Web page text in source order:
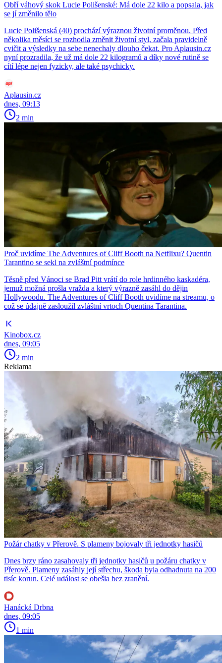
Obří váhový skok Lucie Polišenské: Má dole 22 kilo a popsala, jak
se jí změnilo tělo
Lucie Polišenská (40) prochází výraznou životní proměnou. Před
několika měsíci se rozhodla změnit životní styl, začala pravidelně
cvičit a výsledky na sebe nenechaly dlouho čekat. Pro Aplausin.cz
nyní prozradila, že už má dole 22 kilogramů a díky nové rutině se
cítí lépe nejen fyzicky, ale také psychicky.
Aplausin.cz
dnes, 09:13
2 min
Proč uvidíme The Adventures of Cliff Booth na Netflixu? Quentin
Tarantino se sekl na zvláštní podmínce
Těsně před Vánoci se Brad Pitt vrátí do role hrdinného kaskadéra,
jemuž možná prošla vražda a který výrazně zasáhl do dějin
Hollywoodu. The Adventures of Cliff Booth uvidíme na streamu, o
což se údajně zasloužil zvláštní vrtoch Quentina Tarantina.
Kinobox.cz
dnes, 09:05
2 min
Reklama
Požár chatky v Přerově. S plameny bojovaly tři jednotky hasičů
Dnes brzy ráno zasahovaly tři jednotky hasičů u požáru chatky v
Přerově. Plameny zasáhly její střechu, škoda byla odhadnuta na 200
tisíc korun. Celé událost se obešla bez zranění.
Hanácká Drbna
dnes, 09:05
1 min